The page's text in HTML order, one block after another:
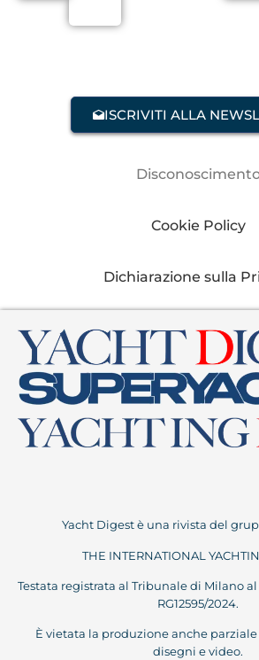
ISCRIVITI ALLA
Cookie Policy
Dichiarazione sulla
Yacht Digest è una rivista del
THE INTERNATIONAL
Testata registrata al Tribunale di Milano al
RG12595/2024.
È vietata la produzione anche
disegni e video.